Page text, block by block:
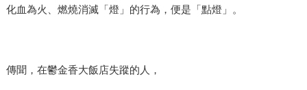
化血為火、燃燒消滅「燈」的行為，便是「點燈」。
傳聞，在鬱金香大飯店失蹤的人，